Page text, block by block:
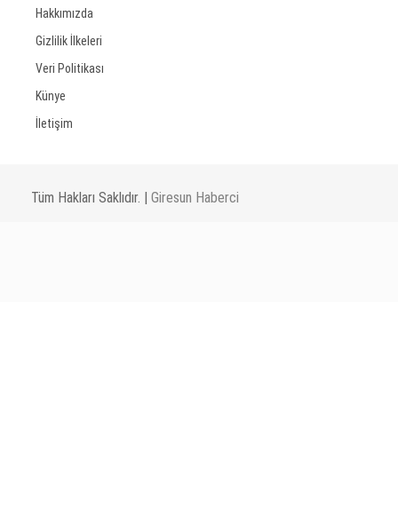
Hakkımızda
Gizlilik İlkeleri
Veri Politikası
Künye
İletişim
Tüm Hakları Saklıdır. | Giresun Haberci